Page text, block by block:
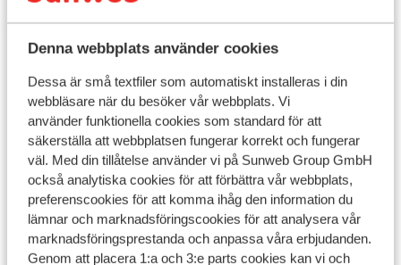
Denna webbplats använder cookies
Dessa är små textfiler som automatiskt installeras i din
webbläsare när du besöker vår webbplats. Vi
använder funktionella cookies som standard för att
säkerställa att webbplatsen fungerar korrekt och fungerar
väl. Med din tillåtelse använder vi på Sunweb Group GmbH
också analytiska cookies för att förbättra vår webbplats,
preferenscookies för att komma ihåg den information du
lämnar och marknadsföringscookies för att analysera vår
marknadsföringsprestanda och anpassa våra erbjudanden.
Genom att placera 1:a och 3:e parts cookies kan vi och
Populära boenden